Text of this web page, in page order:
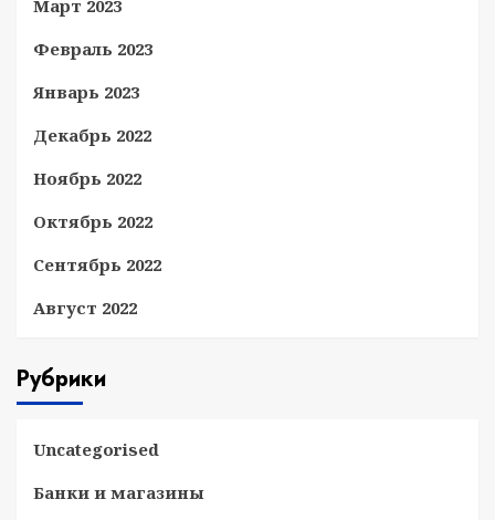
Март 2023
Февраль 2023
Январь 2023
Декабрь 2022
Ноябрь 2022
Октябрь 2022
Сентябрь 2022
Август 2022
Рубрики
Uncategorised
Банки и магазины